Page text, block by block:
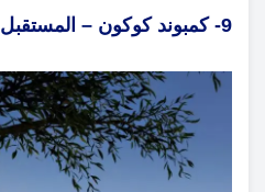
9- كمبوند كوكون – المستقبل سيتي